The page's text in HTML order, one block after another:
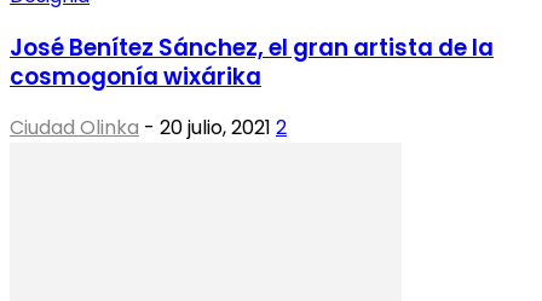
José Benítez Sánchez, el gran artista de la
cosmogonía wixárika
Ciudad Olinka - 20 julio, 2021 2